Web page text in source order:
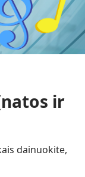
ir
dainuokite,